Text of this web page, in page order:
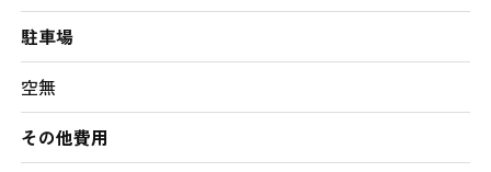
駐車場
空無
その他費用